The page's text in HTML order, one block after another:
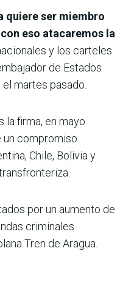
quiere ser miembro
eso atacaremos la
y los carteles
de Estados
martes pasado.
la firma, en mayo
un compromiso
Chile, Bolivia y
por un aumento de
criminales
Tren de Aragua.